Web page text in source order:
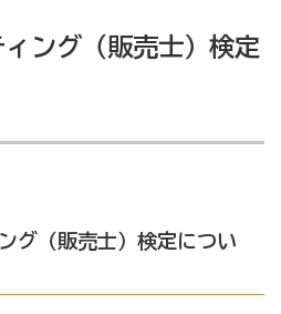
ング（販売士）検定
グ（販売士）検定につい
制度